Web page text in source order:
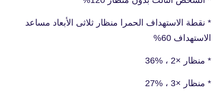
* نقطة الاستهداف الحمرا منظار ثلاثى الأبعاد مساعد
الاستهداف 60%
* منظار ×2 ، %36
* منظار ×3 ، %27